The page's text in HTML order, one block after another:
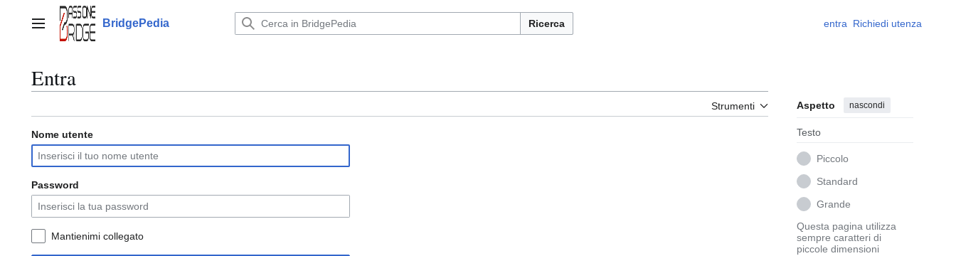
contenutoMenu principaleBridgePedia Ricerca entra Richiedi utenza
Entra
Strumenti Aspetto nascondi
Testo
Piccolo
Standard
Grande
Questa pagina utilizza
sempre caratteri di
piccole dimensioni
Nome utente
Password
Mantienimi collegato